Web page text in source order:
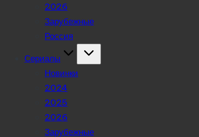
2026
Зарубежные
Россия
Сериалы
Новинки
2024
2025
2026
Зарубежные